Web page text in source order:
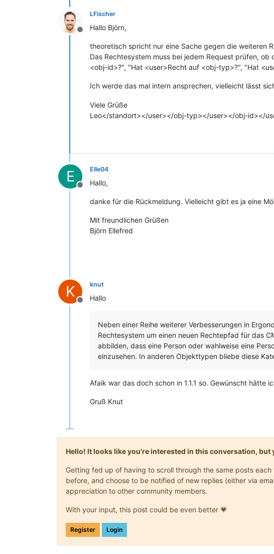
Offline
LFischer
Hallo Björn,
theoretisch spricht nur eine Sache gegen die weiteren
Das Rechtesystem muss bei jedem Request prüfen,
<obj-id>?", "Hat <user>Recht auf <obj-typ>?", "Hat
Ich werde das mal intern ansprechen, vielleicht lässt
Viele Grüße
Leo</standort></user></obj-typ></user></obj-id></
E
Offline
Elle04
Hallo,
danke für die Rückmeldung. Vielleicht gibt es ja eine
Mit freundlichen Grüßen
Björn Ellefred
K
Offline
knut
Hallo
Neben einer Reihe weiterer Verbesserungen in
Rechtesystem um einen neuen Rechtepfad für das
abbilden, dass eine Person oder wahlweise eine
einzusehen. In anderen Objekttypen bliebe diese
Afaik war das doch schon in 1.1.1 so. Gewünscht hätte
Gruß Knut
Hello! It looks like you're interested in this conversation, but
Getting fed up of having to scroll through the same posts
before, and choose to be notified of new replies (either via
appreciation to other community members.
With your input, this post could be even better 💗
Register Login